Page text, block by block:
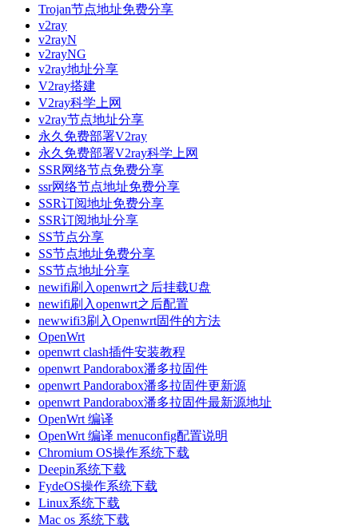
Trojan节点地址免费分享
v2ray
v2rayN
v2rayNG
v2ray地址分享
V2ray搭建
V2ray科学上网
v2ray节点地址分享
永久免费部署V2ray
永久免费部署V2ray科学上网
SSR网络节点免费分享
ssr网络节点地址免费分享
SSR订阅地址免费分享
SSR订阅地址分享
SS节点分享
SS节点地址免费分享
SS节点地址分享
newifi刷入openwrt之后挂载U盘
newifi刷入openwrt之后配置
newwifi3刷入Openwrt固件的方法
OpenWrt
openwrt clash插件安装教程
openwrt Pandorabox潘多拉固件
openwrt Pandorabox潘多拉固件更新源
openwrt Pandorabox潘多拉固件最新源地址
OpenWrt 编译
OpenWrt 编译 menuconfig配置说明
Chromium OS操作系统下载
Deepin系统下载
FydeOS操作系统下载
Linux系统下载
Mac os 系统下载